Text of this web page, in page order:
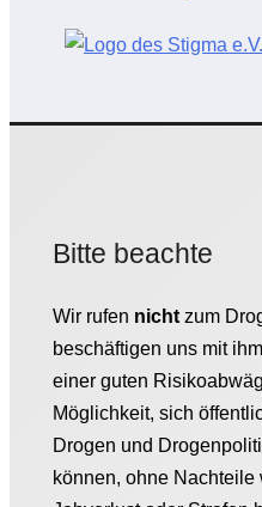
Bitte beachte
Wir rufen nicht zum
beschäftigen uns mit
einer guten
Möglichkeit, sich
Drogen und
können, ohne Nachteile